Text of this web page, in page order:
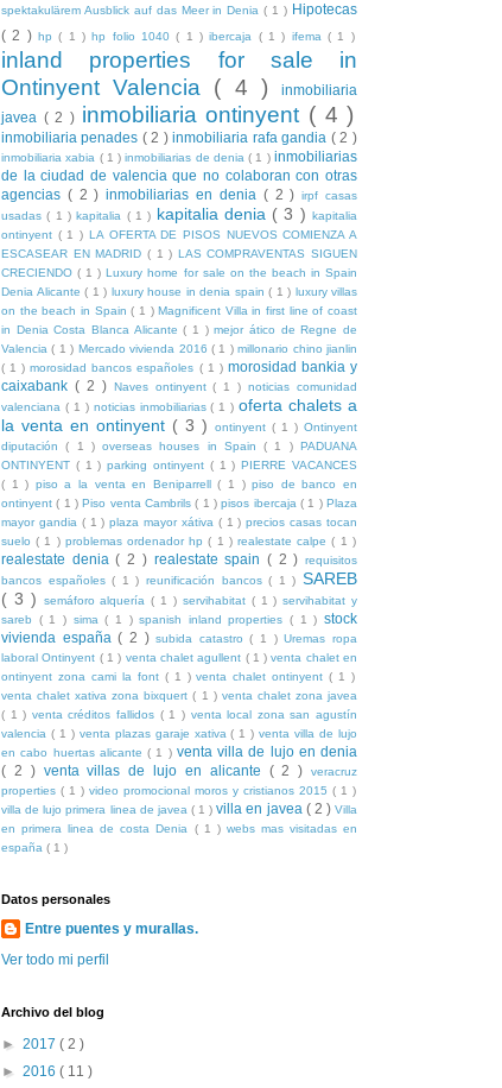
spektakulärem Ausblick auf das Meer in Denia( 1 ) Hipotecas
( 2 ) hp( 1 ) hp folio 1040( 1 )ibercaja ( 1 ) ifema( 1 )
inland properties for sale in
Ontinyent Valencia ( 4 )inmobiliaria
javea ( 2 ) inmobiliaria ontinyent ( 4 )
inmobiliaria penades ( 2 )inmobiliaria rafa gandia ( 2 )
inmobiliaria xabia ( 1 )inmobiliarias de denia( 1 ) inmobiliarias
de la ciudad de valencia que no colaboran con otras
agencias ( 2 )inmobiliarias en denia ( 2 )irpf casas
usadas( 1 ) kapitalia ( 1 ) kapitalia denia ( 3 )kapitalia
ontinyent ( 1 ) LA OFERTA DE PISOS NUEVOS COMIENZA A
ESCASEAR EN MADRID ( 1 ) LAS COMPRAVENTAS SIGUEN
CRECIENDO( 1 ) Luxury home for sale on the beach in Spain
Denia Alicante ( 1 ) luxury house in denia spain ( 1 ) luxury villas
on the beach in Spain( 1 ) Magnificent Villa in first line of coast
in Denia Costa Blanca Alicante( 1 )mejor ático de Regne de
Valencia( 1 ) Mercado vivienda 2016 ( 1 )millonario chino jianlin
( 1 )morosidad bancos españoles ( 1 ) morosidad bankia y
caixabank ( 2 ) Naves ontinyent( 1 )noticias comunidad
valenciana ( 1 ) noticias inmobiliarias( 1 )oferta chalets a
la venta en ontinyent ( 3 ) ontinyent ( 1 ) Ontinyent
diputación( 1 )overseas houses in Spain( 1 ) PADUANA
ONTINYENT ( 1 )parking ontinyent ( 1 ) PIERRE VACANCES
( 1 ) piso a la venta en Beniparrell( 1 )piso de banco en
ontinyent( 1 ) Piso venta Cambrils( 1 )pisos ibercaja( 1 ) Plaza
mayor gandia ( 1 )plaza mayor xátiva ( 1 )precios casas tocan
suelo( 1 ) problemas ordenador hp( 1 )realestate calpe( 1 )
realestate denia( 2 ) realestate spain ( 2 )requisitos
bancos españoles( 1 )reunificación bancos( 1 )SAREB
( 3 )
semáforo alquería( 1 ) servihabitat ( 1 )servihabitat y
sareb ( 1 ) sima( 1 )spanish inland properties( 1 )stock
vivienda españa( 2 )subida catastro( 1 )Uremas ropa
laboral Ontinyent ( 1 ) venta chalet agullent ( 1 )venta chalet en
ontinyent zona cami la font ( 1 )venta chalet ontinyent( 1 )
venta chalet xativa zona bixquert( 1 ) venta chalet zona javea
( 1 ) venta créditos fallidos ( 1 ) venta local zona san agustín
valencia ( 1 ) venta plazas garaje xativa( 1 )venta villa de lujo
en cabo huertas alicante ( 1 ) venta villa de lujo en denia
( 2 ) venta villas de lujo en alicante ( 2 )
veracruz
properties ( 1 ) video promocional moros y cristianos 2015 ( 1 )
villa de lujo primera linea de javea ( 1 )villa en javea ( 2 ) Villa
en primera linea de costa Denia ( 1 ) webs mas visitadas en
españa ( 1 )
Datos personales
Entre puentes y murallas.
Ver todo mi perfil
Archivo del blog
► 2017 ( 2 )
► 2016 ( 11 )